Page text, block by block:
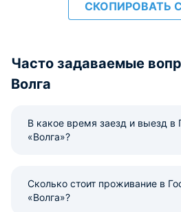
СКОПИРОВАТЬ
Часто задаваемые
Волга
В какое время заезд и выезд в
«Волга»?
Сколько стоит проживание в
«Волга»?